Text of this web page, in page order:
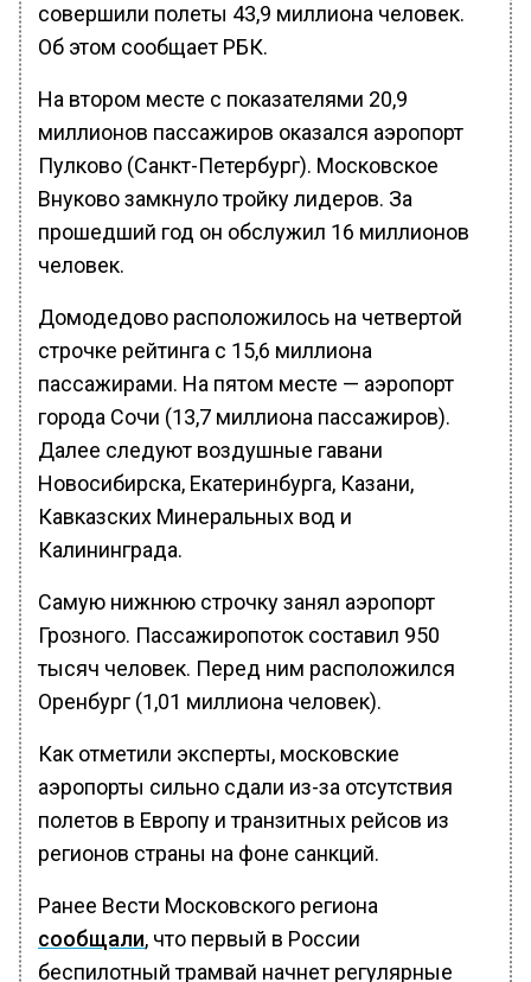
совершили полеты 43,9 миллиона человек.
Об этом сообщает РБК.
На втором месте с показателями 20,9
миллионов пассажиров оказался аэропорт
Пулково (Санкт-Петербург). Московское
Внуково замкнуло тройку лидеров. За
прошедший год он обслужил 16 миллионов
человек.
Домодедово расположилось на четвертой
строчке рейтинга с 15,6 миллиона
пассажирами. На пятом месте — аэропорт
города Сочи (13,7 миллиона пассажиров).
Далее следуют воздушные гавани
Новосибирска, Екатеринбурга, Казани,
Кавказских Минеральных вод и
Калининграда.
Самую нижнюю строчку занял аэропорт
Грозного. Пассажиропоток составил 950
тысяч человек. Перед ним расположился
Оренбург (1,01 миллиона человек).
Как отметили эксперты, московские
аэропорты сильно сдали из-за отсутствия
полетов в Европу и транзитных рейсов из
регионов страны на фоне санкций.
Ранее Вести Московского региона
сообщали, что первый в России
беспилотный трамвай начнет регулярные